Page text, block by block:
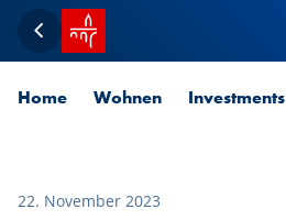
Zurück
Startseite SPUERKEESS
Home Wohnen Investments
22. November 2023